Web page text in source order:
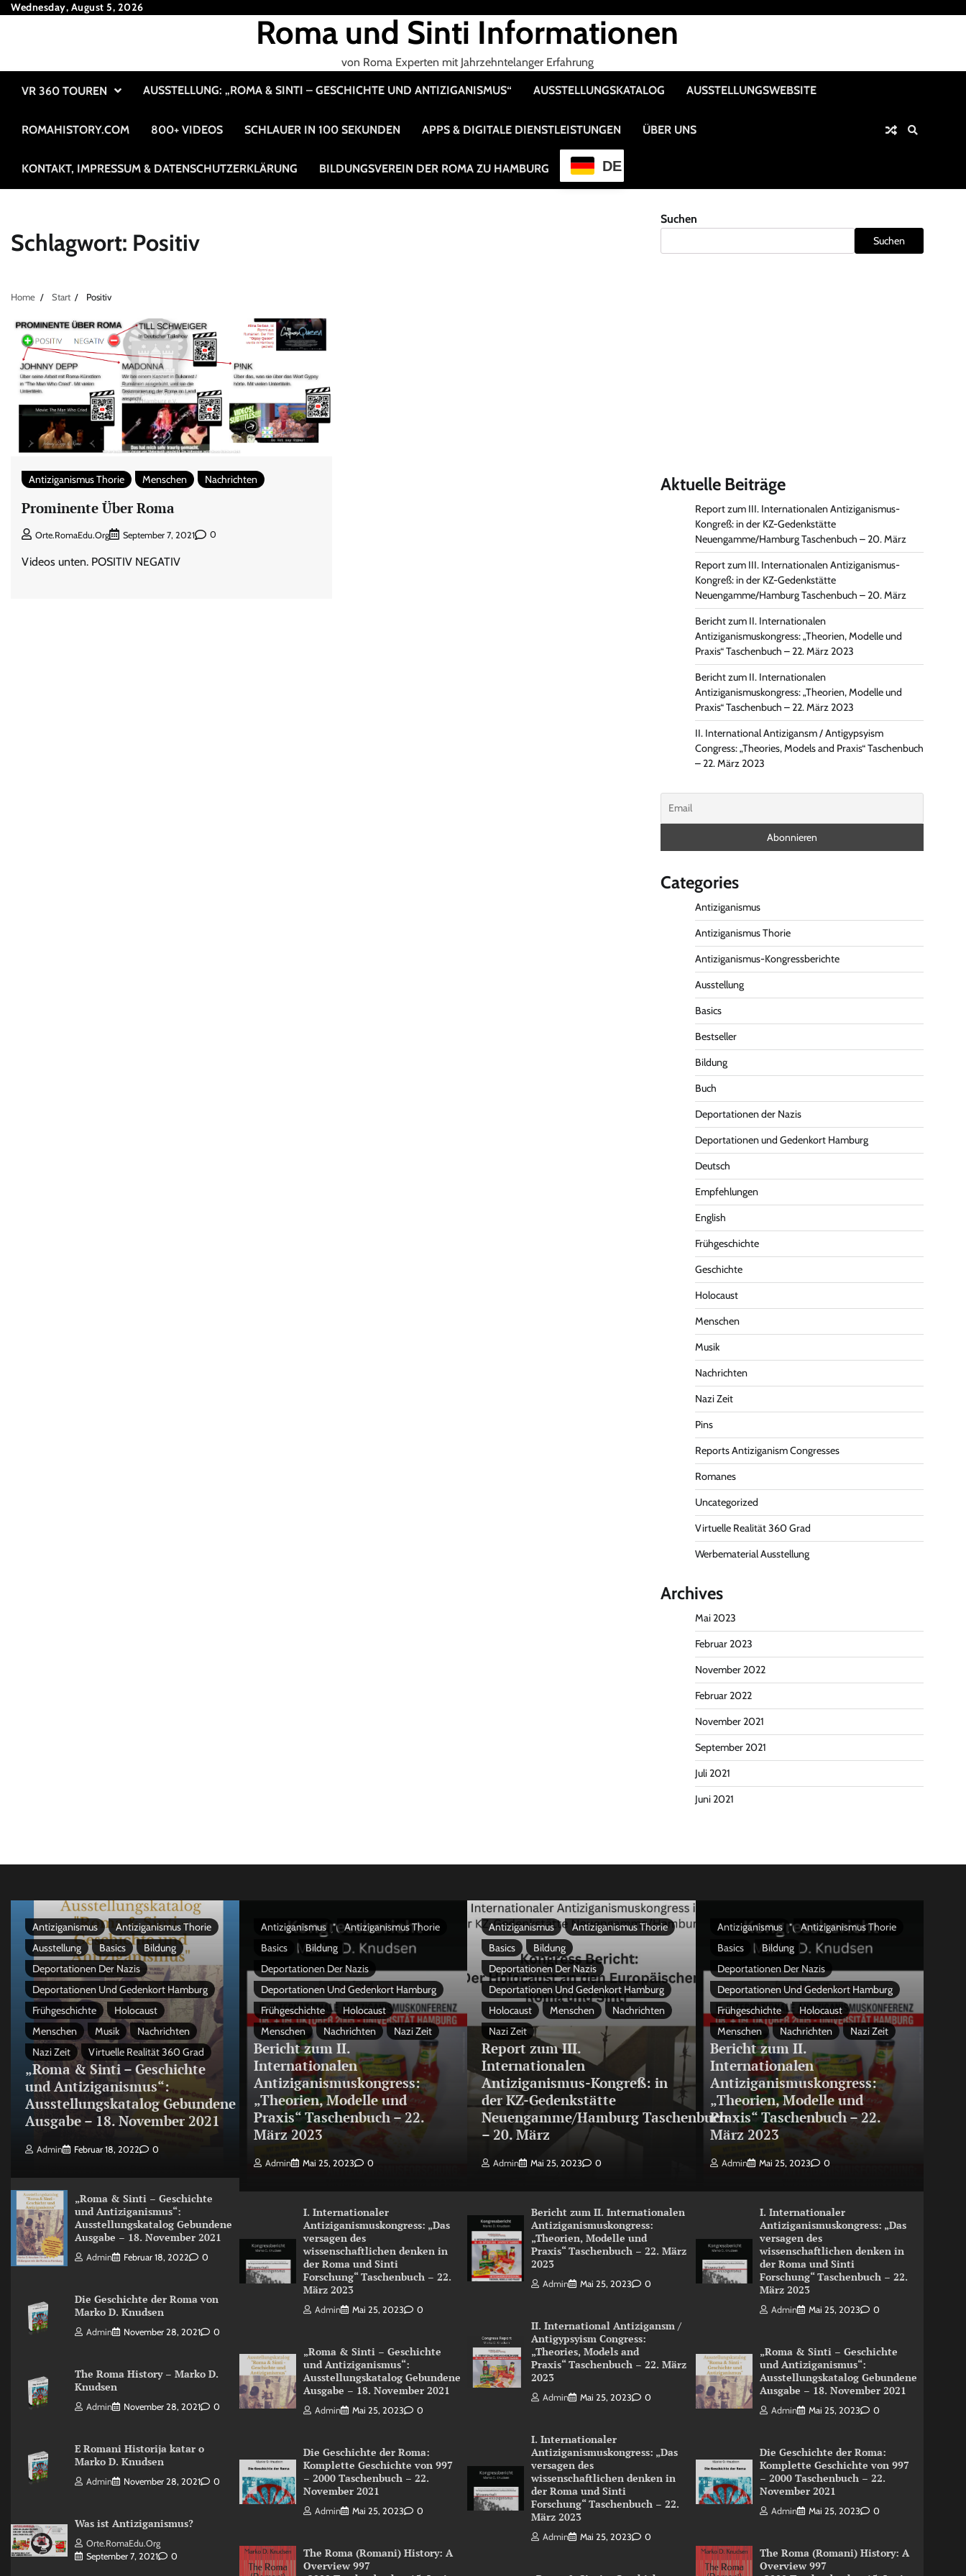
SkipWednesday, August 5, 2026
Roma und Sinti Informationen
von Roma Experten mit Jahrzehntelanger Erfahrung
VR 360 TOUREN AUSSTELLUNG: „ROMA & SINTI – GESCHICHTE UND ANTIZIGANISMUS“ AUSSTELLUNGSKATALOG AUSSTELLUNGSWEBSITE
ROMAHISTORY.COM 800+ VIDEOS SCHLAUER IN 100 SEKUNDEN APPS & DIGITALE DIENSTLEISTUNGEN ÜBER UNS
KONTAKT, IMPRESSUM & DATENSCHUTZERKLÄRUNG BILDUNGSVEREIN DER ROMA ZU HAMBURG DE
Schlagwort: Positiv
Home Start Positiv
Antiziganismus Thorie Menschen Nachrichten
Prominente Über Roma
Orte.RomaEdu.org September 7, 2021 0
Videos unten. POSITIV NEGATIV
Suchen
Suchen
Aktuelle Beiträge
Report zum III. Internationalen Antiziganismus-
Kongreß: in der KZ-Gedenkstätte
Neuengamme/Hamburg Taschenbuch – 20. März
Report zum III. Internationalen Antiziganismus-
Kongreß: in der KZ-Gedenkstätte
Neuengamme/Hamburg Taschenbuch – 20. März
Bericht zum II. Internationalen
Antiziganismuskongress: „Theorien, Modelle und
Praxis“ Taschenbuch – 22. März 2023
Bericht zum II. Internationalen
Antiziganismuskongress: „Theorien, Modelle und
Praxis“ Taschenbuch – 22. März 2023
II. International Antizigansm / Antigypsyism
Congress: „Theories, Models and Praxis“ Taschenbuch
– 22. März 2023
Categories
Antiziganismus
Antiziganismus Thorie
Antiziganismus-Kongressberichte
Ausstellung
Basics
Bestseller
Bildung
Buch
Deportationen der Nazis
Deportationen und Gedenkort Hamburg
Deutsch
Empfehlungen
English
Frühgeschichte
Geschichte
Holocaust
Menschen
Musik
Nachrichten
Nazi Zeit
Pins
Reports Antiziganism Congresses
Romanes
Uncategorized
Virtuelle Realität 360 Grad
Werbematerial Ausstellung
Archives
Mai 2023
Februar 2023
November 2022
Februar 2022
November 2021
September 2021
Juli 2021
Juni 2021
Antiziganismus
Antiziganismus Thorie
Ausstellung
Basics
Bildung
Deportationen Der Nazis
Deportationen Und Gedenkort Hamburg
Frühgeschichte
Holocaust
Menschen
Musik
Nachrichten
Nazi Zeit
Virtuelle Realität 360 Grad
„Roma & Sinti – Geschichte
und Antiziganismus“:
Ausstellungskatalog Gebundene
Ausgabe – 18. November 2021
Admin Februar 18, 2022 0
„Roma & Sinti – Geschichte
und Antiziganismus“:
Ausstellungskatalog Gebundene
Ausgabe – 18. November 2021
Admin Februar 18, 2022 0
Die Geschichte der Roma von
Marko D. Knudsen
Admin November 28, 2021 0
The Roma History – Marko D.
Knudsen
Admin November 28, 2021 0
E Romani Historija katar o
Marko D. Knudsen
Admin November 28, 2021 0
Was ist Antiziganismus?
Orte.RomaEdu.org
September 7, 2021
0
Antiziganismus
Antiziganismus Thorie
Basics
Bildung
Deportationen Der Nazis
Deportationen Und Gedenkort Hamburg
Frühgeschichte
Holocaust
Menschen
Nachrichten Nazi Zeit
Bericht zum II.
Internationalen
Antiziganismuskongress:
„Theorien, Modelle und
Praxis“ Taschenbuch – 22.
März 2023
Admin Mai 25, 2023 0
I. Internationaler
Antiziganismuskongress: „Das
versagen des
wissenschaftlichen denken in
der Roma und Sinti
Forschung“ Taschenbuch – 22.
März 2023
Admin Mai 25, 2023 0
„Roma & Sinti – Geschichte
und Antiziganismus“:
Ausstellungskatalog Gebundene
Ausgabe – 18. November 2021
Admin Mai 25, 2023 0
Die Geschichte der Roma:
Komplette Geschichte von 997
– 2000 Taschenbuch – 22.
November 2021
Admin Mai 25, 2023 0
The Roma (Romani) History: A
Overview 997
Antiziganismus
Antiziganismus Thorie
Basics
Bildung
Deportationen Der Nazis
Deportationen Und Gedenkort Hamburg
Holocaust
Menschen
Nachrichten
Nazi Zeit
Report zum III.
Internationalen
Antiziganismus-Kongreß: in
der KZ-Gedenkstätte
Neuengamme/Hamburg Taschenbuch
– 20. März
Admin Mai 25, 2023 0
Bericht zum II. Internationalen
Antiziganismuskongress:
„Theorien, Modelle und
Praxis“ Taschenbuch – 22. März
2023
Admin Mai 25, 2023 0
II. International Antizigansm /
Antigypsyism Congress:
„Theories, Models and
Praxis“ Taschenbuch – 22. März
2023
Admin Mai 25, 2023 0
I. Internationaler
Antiziganismuskongress: „Das
versagen des
wissenschaftlichen denken in
der Roma und Sinti
Forschung“ Taschenbuch – 22.
März 2023
Admin Mai 25, 2023 0
Antiziganismus
Antiziganismus Thorie
Basics
Bildung
Deportationen Der Nazis
Deportationen Und Gedenkort Hamburg
Frühgeschichte
Holocaust
Menschen
Nachrichten Nazi Zeit
Bericht zum II.
Internationalen
Antiziganismuskongress:
„Theorien, Modelle und
Praxis“ Taschenbuch – 22.
März 2023
Admin Mai 25, 2023 0
I. Internationaler
Antiziganismuskongress: „Das
versagen des
wissenschaftlichen denken in
der Roma und Sinti
Forschung“ Taschenbuch – 22.
März 2023
Admin Mai 25, 2023 0
„Roma & Sinti – Geschichte
und Antiziganismus“:
Ausstellungskatalog Gebundene
Ausgabe – 18. November 2021
Admin Mai 25, 2023 0
Die Geschichte der Roma:
Komplette Geschichte von 997
– 2000 Taschenbuch – 22.
November 2021
Admin Mai 25, 2023 0
The Roma (Romani) History: A
Overview 997